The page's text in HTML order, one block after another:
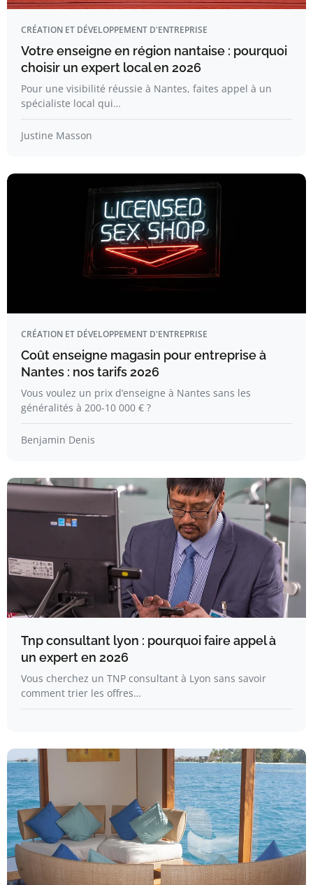
CRÉATION ET DÉVELOPPEMENT D'ENTREPRISE
Votre enseigne en région nantaise : pourquoi
choisir un expert local en 2026
Pour une visibilité réussie à Nantes, faites appel à un
spécialiste local qui…
Justine Masson
CRÉATION ET DÉVELOPPEMENT D'ENTREPRISE
Coût enseigne magasin pour entreprise à
Nantes : nos tarifs 2026
Vous voulez un prix d’enseigne à Nantes sans les
généralités à 200-10 000 € ?
Benjamin Denis
Tnp consultant lyon : pourquoi faire appel à
un expert en 2026
Vous cherchez un TNP consultant à Lyon sans savoir
comment trier les offres…